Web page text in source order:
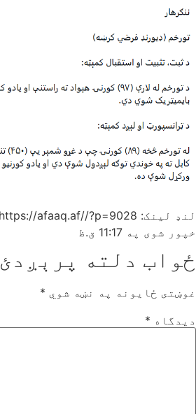
لنډ لینک: https://afaaq.af//?p=9028
خپور شوی په 11:17 ق.ظ
ځواب دلته پرېږدئ
غوښتى ځایونه په نښه شوي *
دیدگاه *